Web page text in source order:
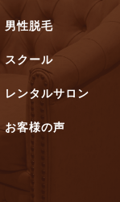
男性脱毛
スクール
レンタルサロン
お客様の声